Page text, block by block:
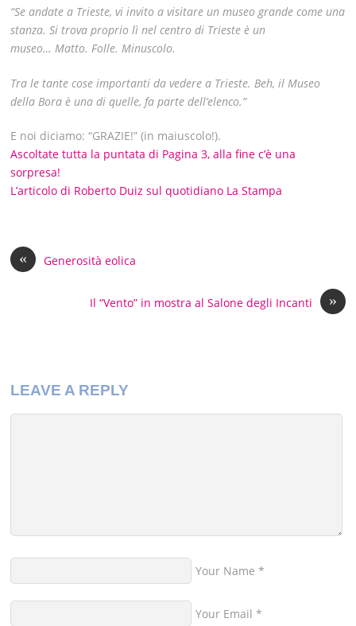
“Se andate a Trieste, vi invito a visitare un museo grande come una
stanza. Si trova proprio lì nel centro di Trieste è un
museo… Matto. Folle. Minuscolo.
Tra le tante cose importanti da vedere a Trieste. Beh, il Museo
della Bora è una di quelle, fa parte dell’elenco.”
E noi diciamo: “GRAZIE!” (in maiuscolo!).
Ascoltate tutta la puntata di Pagina 3, alla fine c’è una
sorpresa!
L’articolo di Roberto Duiz sul quotidiano La Stampa
« Generosità eolica
»
Il “Vento” in mostra al Salone degli Incanti
LEAVE A REPLY
Your Name *
Your Email *